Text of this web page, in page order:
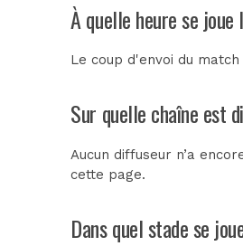
À quelle heure se joue
Le coup d'envoi du
Sur quelle chaîne est
Aucun diffuseur n’a
cette page.
Dans quel stade se